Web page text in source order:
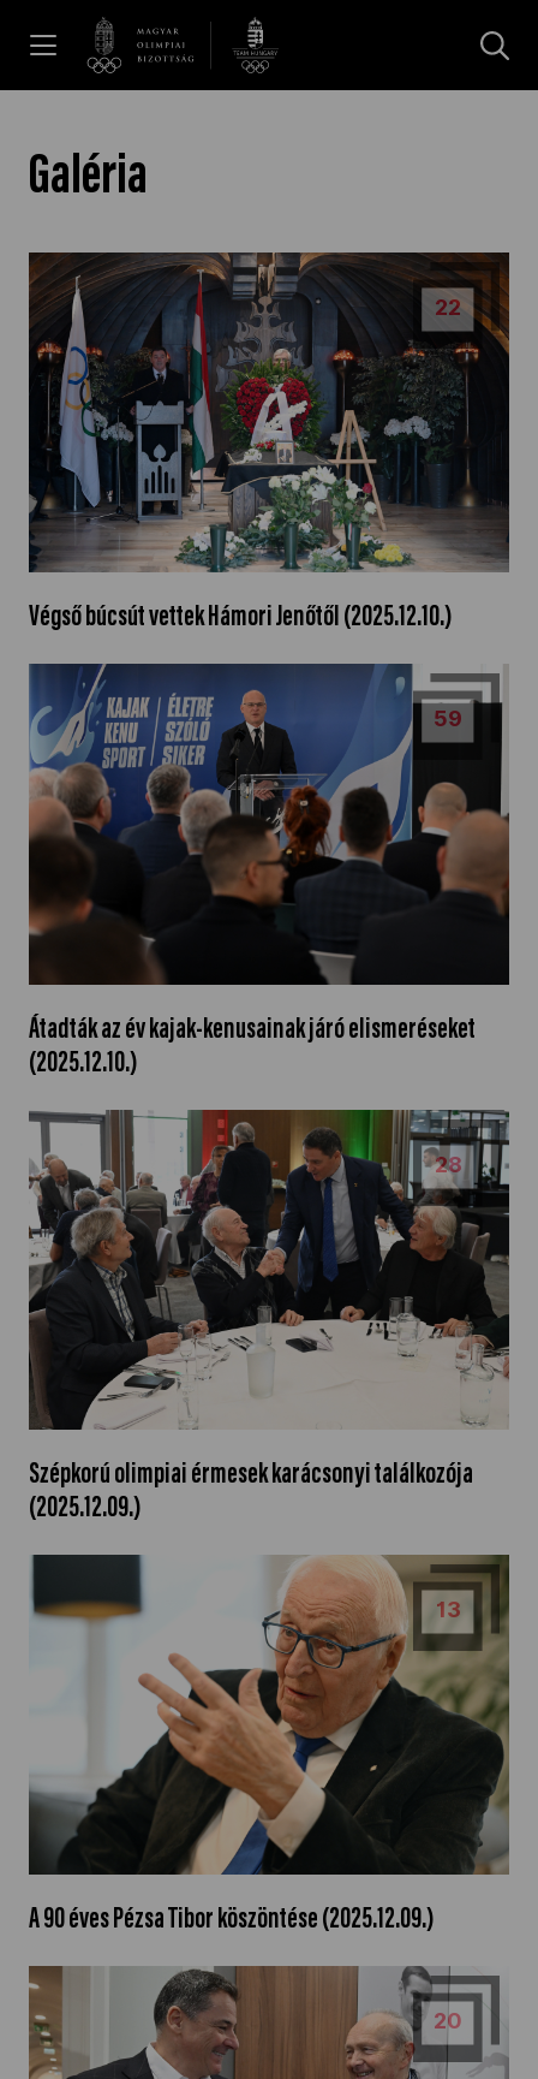
Dakar 2026
Los Angeles 2028
MOB
Kettőskarrier-program
NOB
Társszervezetek
OVEP
Adatbank
Galéria
Végső búcsút vettek Hámori Jenőtől (2025.12.10.)
22
Átadták az év kajak-kenusainak járó elismeréseket
(2025.12.10.)
59
Szépkorú olimpiai érmesek karácsonyi találkozója
(2025.12.09.)
28
A 90 éves Pézsa Tibor köszöntése (2025.12.09.)
13
20